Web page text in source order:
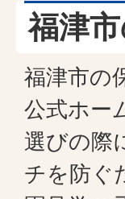
福津
福津市の
公式ホー
選びの際
チを防ぐ